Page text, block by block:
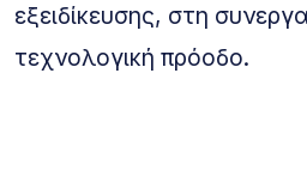
εξειδίκευσης, στη
τεχνολογική πρόοδο.